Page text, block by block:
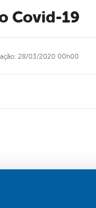
Covid-19
28/03/2020 00h00